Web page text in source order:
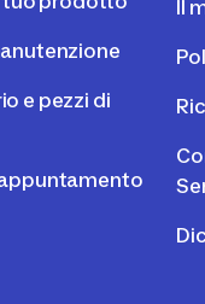
e pezzi di
Il